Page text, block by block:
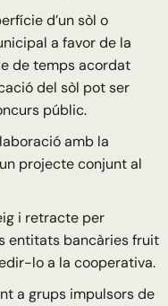
d’un sòl o
a favor de la
de temps acordat
del sòl pot ser
públic.
amb la
projecte conjunt al
i retracte per
entitats bancàries fruit
lo a la cooperativa.
a grups impulsors de